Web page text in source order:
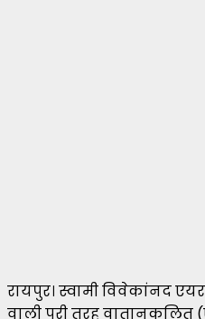
रायपुर। स्वामी विवेकांनद
वाली पूरी तरह